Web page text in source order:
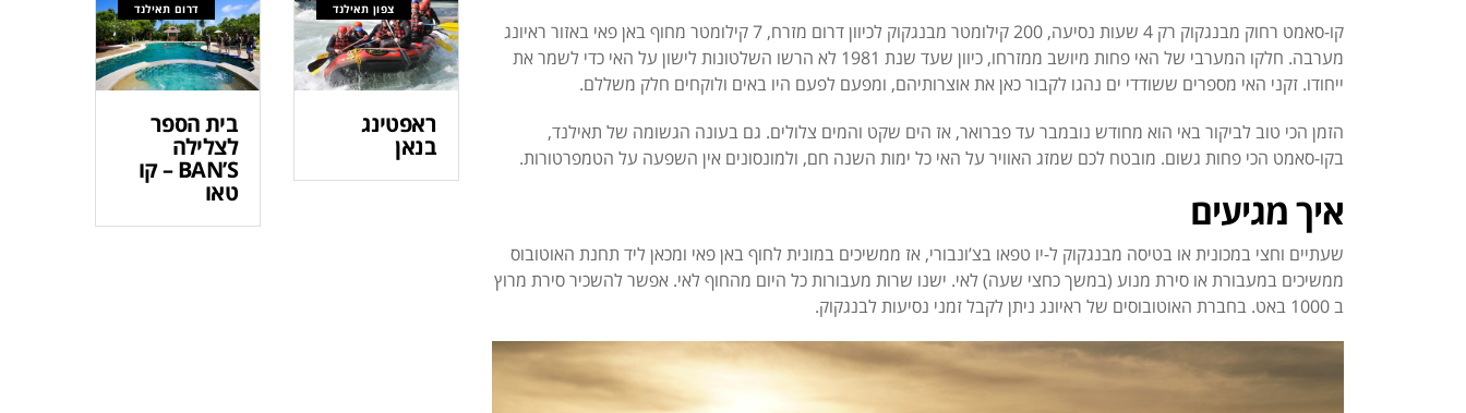
קו-סאמט רחוק מבנגקוק רק 4 שעות נסיעה, 200 קילומטר מבנגקוק לכיוון דרום מזרח,
7 קילומטר מחוף באן פאי באזור ראיונג
מערבה.
חלקו המערבי של האי פחות מיושב ממזרחו, כיוון שעד שנת 1981 לא הרשו השלטונות לישון על האי כדי לשמר את
ייחודו. זקני האי מספרים ששודדי ים נהגו לקבור כאן את אוצרותיהם, ומפעם לפעם היו באים ולוקחים חלק משללם.
הזמן הכי טוב לביקור באי הוא מחודש נובמבר עד פברואר, אז הים שקט והמים צלולים. גם בעונה הגשומה של תאילנד,
בקו-סאמט הכי פחות גשום. מובטח לכם שמזג האוויר על האי כל ימות השנה חם, ולמונסונים אין השפעה על הטמפרטורות.
איך מגיעים
שעתיים וחצי במכונית או בטיסה מבנגקוק ל-יו טפאו בצ’ונבורי, אז ממשיכים במונית לחוף באן פאי ומכאן ליד תחנת האוטובוס
ממשיכים במעבורת או סירת מנוע (במשך כחצי שעה) לאי. ישנו שרות מעבורות כל היום מהחוף לאי. אפשר להשכיר סירת מרוץ
ב 1000 באט.
בחברת האוטובוסים של ראיונג ניתן לקבל זמני נסיעות לבנגקוק.
דרום תאילנד
בית הספר
לצלילה
BAN’S – קו
טאו
צפון תאילנד
ראפטינג
בנאן